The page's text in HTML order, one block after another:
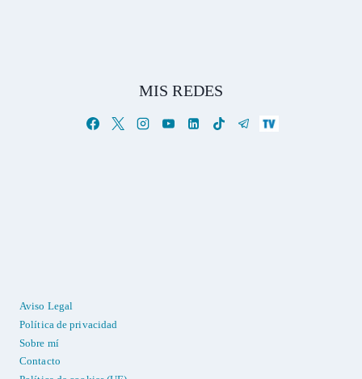
MIS REDES
Aviso Legal
Política de privacidad
Sobre mí
Contacto